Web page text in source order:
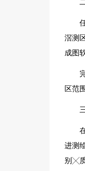
滘测
成图
区范
进测
别╳